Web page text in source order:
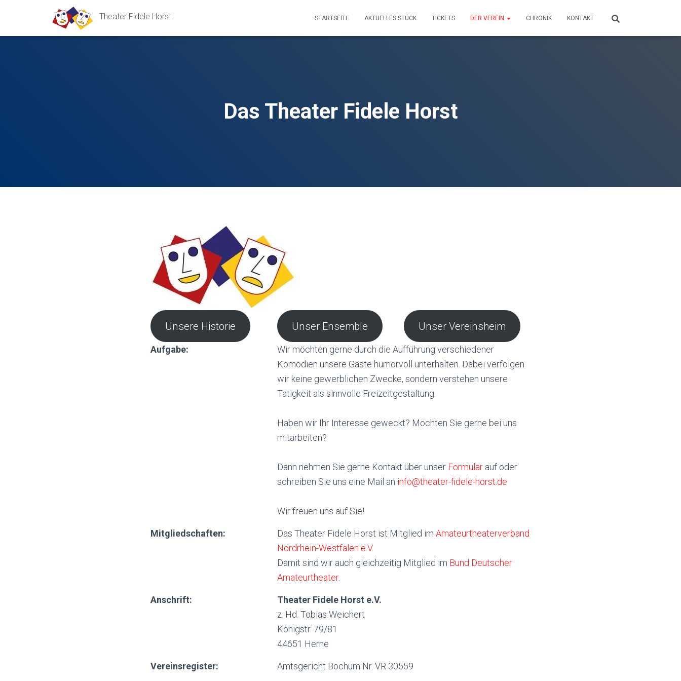
Theater Fidele Horst STARTSEITE AKTUELLES STÜCK TICKETS DER VEREIN CHRONIK KONTAKT
Das Theater Fidele Horst
Unsere Historie Unser Ensemble Unser Vereinsheim
Aufgabe:
Wir möchten gerne durch die Aufführung verschiedener
Komödien unsere Gäste humorvoll unterhalten. Dabei verfolgen
wir keine gewerblichen Zwecke, sondern verstehen unsere
Tätigkeit als sinnvolle Freizeitgestaltung.
Haben wir Ihr Interesse geweckt? Möchten Sie gerne bei uns
mitarbeiten?
Dann nehmen Sie gerne Kontakt über unser Formularauf oder
schreiben Sie uns eine Mail an info@theater-fidele-horst.de
Wir freuen uns auf Sie!
Mitgliedschaften: Das Theater Fidele Horst ist Mitglied im Amateurtheaterverband
Nordrhein-Westfalen e.V.
Damit sind wir auch gleichzeitig Mitglied im Bund Deutscher
Amateurtheater.
Anschrift:
Theater Fidele Horst e.V.
z. Hd. Tobias Weichert
Königstr. 79/81
44651 Herne
Vereinsregister: Amtsgericht Bochum Nr. VR 30559